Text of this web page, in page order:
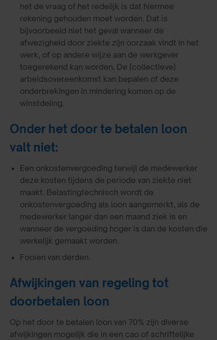
het de vraag of het redelijk is dat hiermee
rekening gehouden moet worden. Dat is
bijvoorbeeld niet het geval wanneer de
afwezigheid door ziekte zijn oorzaak vindt in het
werk, of op andere wijze aan de werkgever
toegerekend kan worden. De (collectieve)
arbeidsovereenkomst kan bepalen of deze
onderbrekingen in mindering komen op de
winstdeling.
Onder het door te betalen loon
valt niet:
Een onkostenvergoeding terwijl de medewerker
deze kosten tijdens de periode van ziekte niet
maakt. Belastingtechnisch wordt de
onkostenvergoeding als loon aangemerkt, als de
medewerker langer dan een maand ziek is en
wanneer de vergoeding hoger is dan de kosten die
werkelijk gemaakt worden.
Fooien van derden.
Afwijkingen van regeling tot
doorbetalen loon
Op het door te betalen loon van 70% zijn diverse
afwijkingen mogelijk die in een cao of schriftelijke